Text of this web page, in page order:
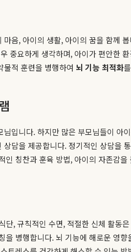
음, 아이의 생활, 아이의 꿈을 함께
중요하게 생각하며, 아이가 편안한
적 훈련을 병행하여 뇌 기능 최적화
입니다. 하지만 많은 부모님들이
담을 제공합니다. 정기적인 상담
칭찬과 훈육 방법, 아이의 자존감
, 규칙적인 수면, 적절한 신체 활
을 병행합니다. 뇌 기능에 해로운 영